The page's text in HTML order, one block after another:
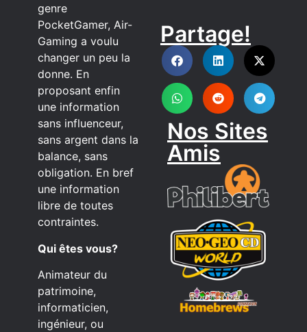
genre
PocketGamer, Air-
Gaming a voulu
changer un peu la
donne. En
proposant enfin
une information
sans influenceur,
sans argent dans la
balance, sans
obligation. En bref
une information
libre de toutes
contraintes.
Qui êtes vous?
Animateur du
patrimoine,
informaticien,
ingénieur, ou
DISCORD
Partage!
Nos Sites
Amis